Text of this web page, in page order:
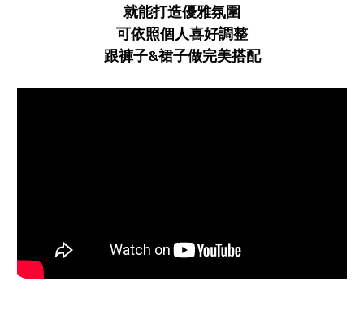
就能打造優雅氛圍
可依照個人喜好調整
跟褲子&裙子做完美搭配